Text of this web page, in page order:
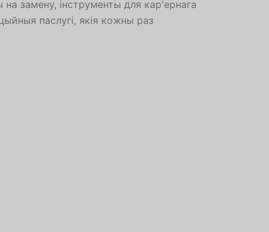
замену, інструменты для кар'ернага
паслугі, якія кожны раз